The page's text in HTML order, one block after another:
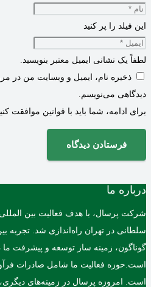
این فیلد را پر کنید
لطفاً یک نشانی ایمیل معتبر بنویسید.
ذخیره نام، ایمیل و وبسایت من در
دیدگاهی می‌نویسم.
برای ادامه، شما باید با قوانین موافقت
فرستادن دیدگاه
درباره ما
سلطانی در تهران راه‌اندازی شد. تجربه
است.حوزه فعالیت ما شامل صادرات
است. امروزه پرسال در زمینه‌های